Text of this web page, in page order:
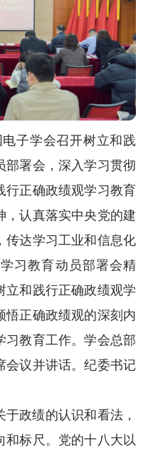
电子学会召开树立和践
部署会，深入学习贯彻
行正确政绩观学习教育
，认真落实中央党的建
传达学习工业和信息化
习教育动员部署会精
立和践行正确政绩观学
悟正确政绩观的深刻内
习教育工作。学会总部
会议并讲话。纪委书记
政绩的认识和看法，
和标尺。党的十八大以